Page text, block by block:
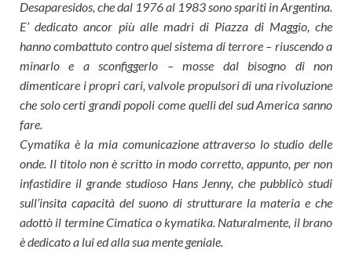
Desaparesidos, che dal 1976 al 1983 sono spariti in Argentina.
E’ dedicato ancor più alle madri di Piazza di Maggio, che
hanno combattuto contro quel sistema di terrore – riuscendo a
minarlo e a sconfiggerlo – mosse dal bisogno di non
dimenticare i propri cari, valvole propulsori di una rivoluzione
che solo certi grandi popoli come quelli del sud America sanno
fare.
Cymatika è la mia comunicazione attraverso lo studio delle
onde. Il titolo non è scritto in modo corretto, appunto, per non
infastidire il grande studioso Hans Jenny, che pubblicò studi
sull’insita capacità del suono di strutturare la materia e che
adottò il termine Cimatica o kymatika. Naturalmente, il brano
è dedicato a lui ed alla sua mente geniale.